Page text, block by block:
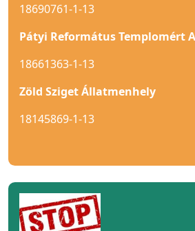
18690761-1-13
Pátyi Református Templomért
18661363-1-13
Zöld Sziget Állatmenhely
18145869-1-13